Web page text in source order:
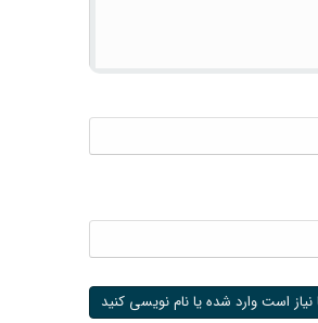
نیاز است وارد شده یا نام نویسی کنید